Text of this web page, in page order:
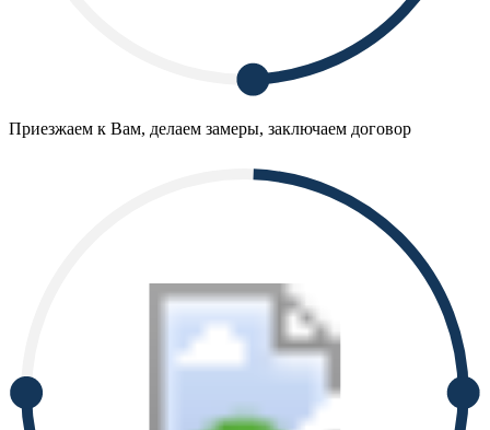
Приезжаем к Вам, делаем замеры, заключаем договор